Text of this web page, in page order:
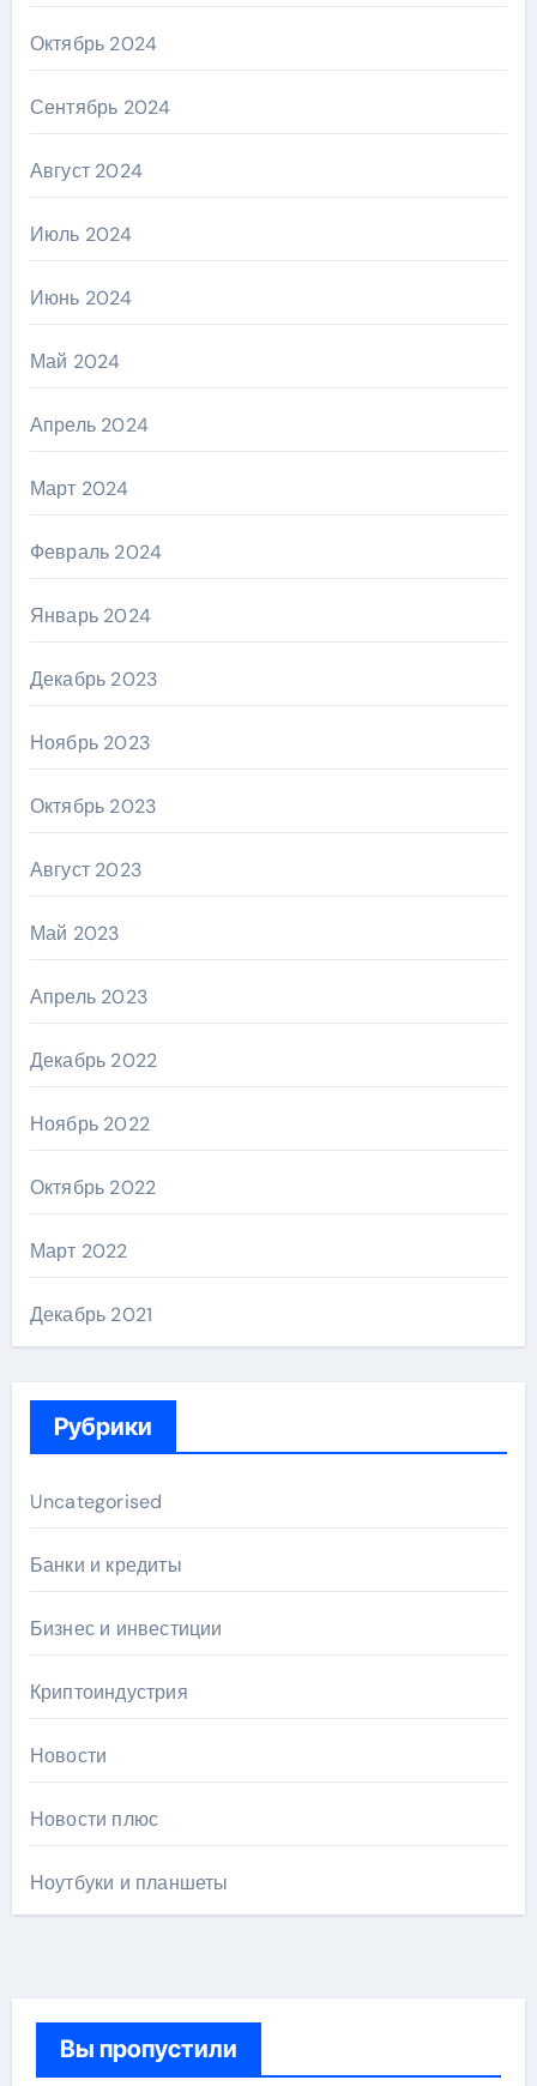
Октябрь 2024
Сентябрь 2024
Август 2024
Июль 2024
Июнь 2024
Май 2024
Апрель 2024
Март 2024
Февраль 2024
Январь 2024
Декабрь 2023
Ноябрь 2023
Октябрь 2023
Август 2023
Май 2023
Апрель 2023
Декабрь 2022
Ноябрь 2022
Октябрь 2022
Март 2022
Декабрь 2021
Рубрики
Uncategorised
Банки и кредиты
Бизнес и инвестиции
Криптоиндустрия
Новости
Новости плюс
Ноутбуки и планшеты
Вы пропустили